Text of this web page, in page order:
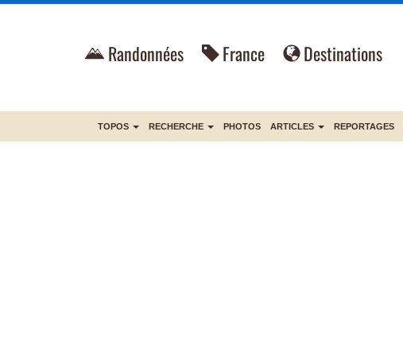
Randonnées France Destinations
TOPOS RECHERCHE PHOTOS ARTICLES REPORTAGES